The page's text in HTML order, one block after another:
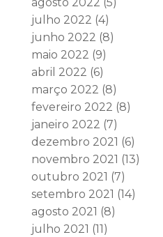
agosto 2022 (5)
julho 2022 (4)
junho 2022 (8)
maio 2022 (9)
abril 2022 (6)
março 2022 (8)
fevereiro 2022 (8)
janeiro 2022 (7)
dezembro 2021 (6)
novembro 2021 (13)
outubro 2021 (7)
setembro 2021 (14)
agosto 2021 (8)
julho 2021 (11)